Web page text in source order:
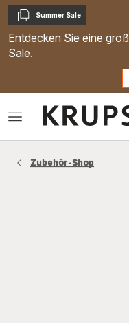
Kopieren
Summer Sale
Entdecken Sie eine
Sale.
Das
Zubehör-Shop